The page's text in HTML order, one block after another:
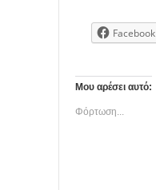
Facebook
Μου αρέσει αυτό:
Φόρτωση...